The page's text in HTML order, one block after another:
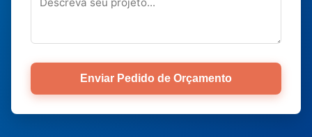
Enviar Pedido de Orçamento